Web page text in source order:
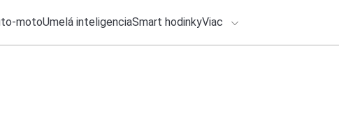
motoUmelá inteligenciaSmart hodinkyViac